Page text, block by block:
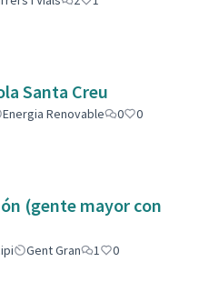
Santa Creu
Energia Renovable 0
0
Gent Gran 1
0